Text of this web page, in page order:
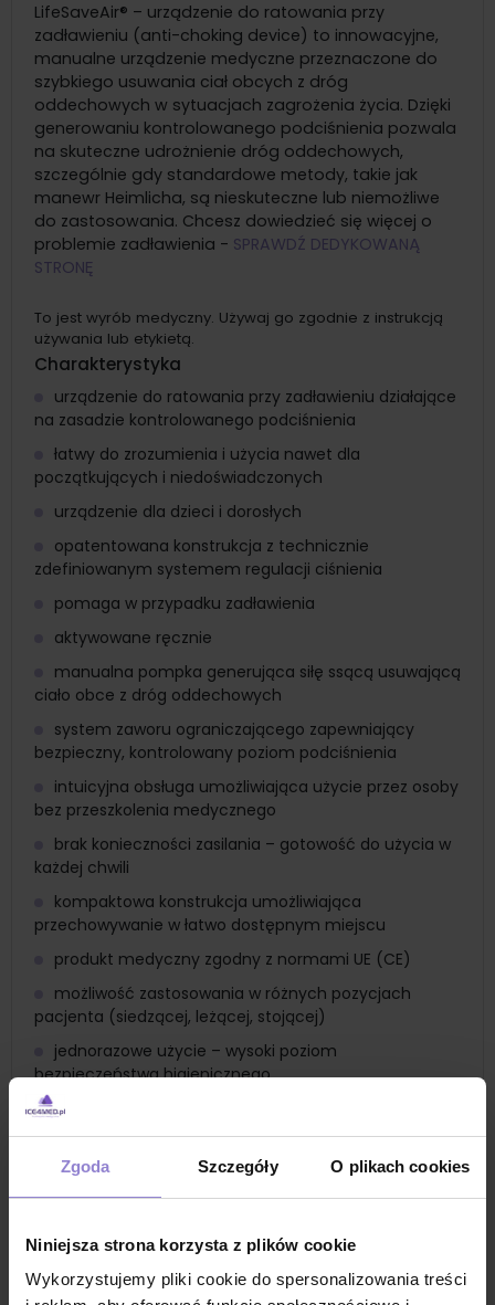
Zgoda Szczegóły O plikach cookies
Niniejsza strona korzysta z plików cookie
Wykorzystujemy pliki cookie do spersonalizowania treści
LifeSaveAir® – urządzenie do ratowania przy
zadławieniu (anti-choking device) to innowacyjne,
manualne urządzenie medyczne przeznaczone do
szybkiego usuwania ciał obcych z dróg
oddechowych w sytuacjach zagrożenia życia. Dzięki
generowaniu kontrolowanego podciśnienia pozwala
na skuteczne udrożnienie dróg oddechowych,
szczególnie gdy standardowe metody, takie jak
manewr Heimlicha, są nieskuteczne lub niemożliwe
do zastosowania. Chcesz dowiedzieć się więcej o
problemie zadławienia - SPRAWDŹ DEDYKOWANĄ
STRONĘ
To jest wyrób medyczny. Używaj go zgodnie z instrukcją
używania lub etykietą.
Charakterystyka
urządzenie do ratowania przy zadławieniu działające
na zasadzie kontrolowanego podciśnienia
łatwy do zrozumienia i użycia nawet dla
początkujących i niedoświadczonych
urządzenie dla dzieci i dorosłych
opatentowana konstrukcja z technicznie
zdefiniowanym systemem regulacji ciśnienia
pomaga w przypadku zadławienia
aktywowane ręcznie
manualna pompka generująca siłę ssącą usuwającą
ciało obce z dróg oddechowych
system zaworu ograniczającego zapewniający
bezpieczny, kontrolowany poziom podciśnienia
intuicyjna obsługa umożliwiająca użycie przez osoby
bez przeszkolenia medycznego
brak konieczności zasilania – gotowość do użycia w
każdej chwili
kompaktowa konstrukcja umożliwiająca
przechowywanie w łatwo dostępnym miejscu
produkt medyczny zgodny z normami UE (CE)
możliwość zastosowania w różnych pozycjach
pacjenta (siedzącej, leżącej, stojącej)
jednorazowe użycie – wysoki poziom
bezpieczeństwa higienicznego
produkt wyprodukowany w UE gwarantujący wysoką
jakość wykonania
szybka pomoc na zadławienie
uzupełnienie środków pierwszej pomocy